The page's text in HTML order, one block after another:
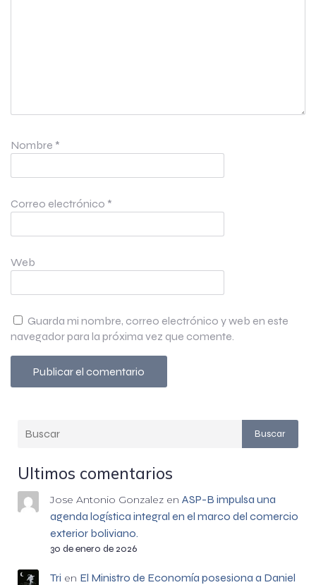
Nombre *
Correo electrónico *
Web
Guarda mi nombre, correo electrónico y web en este
navegador para la próxima vez que comente.
Buscar
Ultimos comentarios
Jose Antonio Gonzalezen ASP-B impulsa una
agenda logística integral en el marco del comercio
exterior boliviano.
30 de enero de 2026
Tri en El Ministro de Economía posesiona a Daniel